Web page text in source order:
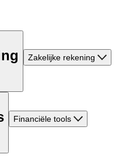
Zakelijke rekening
Financiële tools